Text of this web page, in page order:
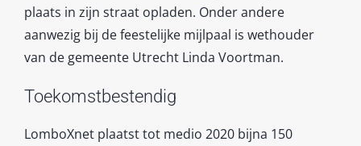
plaats in zijn straat opladen. Onder andere
aanwezig bij de feestelijke mijlpaal is wethouder
van de gemeente Utrecht Linda Voortman.
Toekomstbestendig
LomboXnet plaatst tot medio 2020 bijna 150